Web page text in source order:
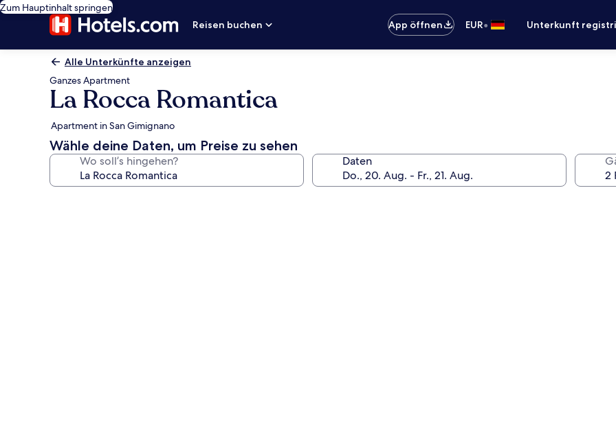
Zum Hauptinhalt springen
Reisen buchen
App öffnen EUR• Unterkunft
Alle Unterkünfte anzeigen
Ganzes Apartment
La Rocca Romantica
Apartment in San Gimignano
Wähle deine Daten, um Preise zu sehen
Wo soll’s hingehen? Daten